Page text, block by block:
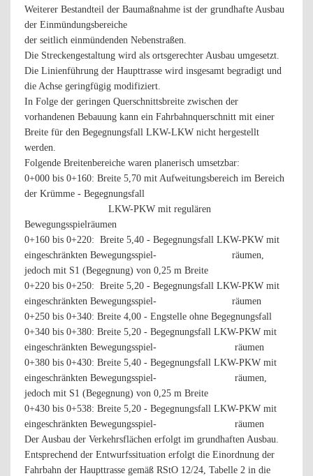
Weiterer Bestandteil der Baumaßnahme ist der grundhafte Ausbau
der Einmündungsbereiche
der seitlich einmündenden Nebenstraßen.
Die Streckengestaltung wird als ortsgerechter Ausbau umgesetzt.
Die Linienführung der Haupttrasse wird insgesamt begradigt und
die Achse geringfügig modifiziert.
In Folge der geringen Querschnittsbreite zwischen der
vorhandenen Bebauung kann ein Fahrbahnquerschnitt mit einer
Breite für den Begegnungsfall LKW-LKW nicht hergestellt
werden.
Folgende Breitenbereiche waren planerisch umsetzbar:
0+000 bis 0+160: Breite 5,70 mit Aufweitungsbereich im Bereich
der Krümme - Begegnungsfall
LKW-PKW mit regulären
Bewegungsspielräumen
0+160 bis 0+220: Breite 5,40 - Begegnungsfall LKW-PKW mit
eingeschränkten Bewegungsspiel-
räumen,
jedoch mit S1 (Begegnung) von 0,25 m Breite
0+220 bis 0+250: Breite 5,20 - Begegnungsfall LKW-PKW mit
eingeschränkten Bewegungsspiel-
räumen
0+250 bis 0+340: Breite 4,00 - Engstelle ohne Begegnungsfall
0+340 bis 0+380: Breite 5,20 - Begegnungsfall LKW-PKW mit
eingeschränkten Bewegungsspiel-
räumen
0+380 bis 0+430: Breite 5,40 - Begegnungsfall LKW-PKW mit
eingeschränkten Bewegungsspiel-
räumen,
jedoch mit S1 (Begegnung) von 0,25 m Breite
0+430 bis 0+538: Breite 5,20 - Begegnungsfall LKW-PKW mit
eingeschränkten Bewegungsspiel-
räumen
Der Ausbau der Verkehrsflächen erfolgt im grundhaften Ausbau.
Entsprechend der Entwurfssituation erfolgt die Einordnung der
Fahrbahn der Haupttrasse gemäß RStO 12/24, Tabelle 2 in die